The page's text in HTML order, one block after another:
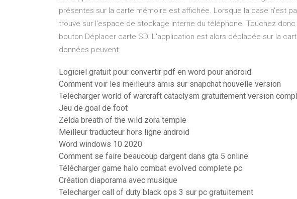
présentes sur la carte mémoire est affichée. Lorsque la case n'est
trouve sur l'espace de stockage interne du téléphone. Touchez
bouton Déplacer carte SD. L'application est alors déplacée sur la
données peuvent
Logiciel gratuit pour convertir pdf en word pour android
Comment voir les meilleurs amis sur snapchat nouvelle version
Telecharger world of warcraft cataclysm gratuitement version
Jeu de goal de foot
Zelda breath of the wild zora temple
Meilleur traducteur hors ligne android
Word windows 10 2020
Comment se faire beaucoup dargent dans gta 5 online
Télécharger game halo combat evolved complete pc
Création diaporama avec musique
Telecharger call of duty black ops 3 sur pc gratuitement